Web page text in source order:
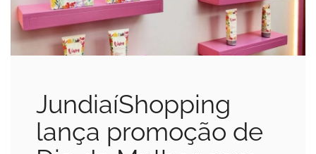
JundiaíShopping
lança promoção de